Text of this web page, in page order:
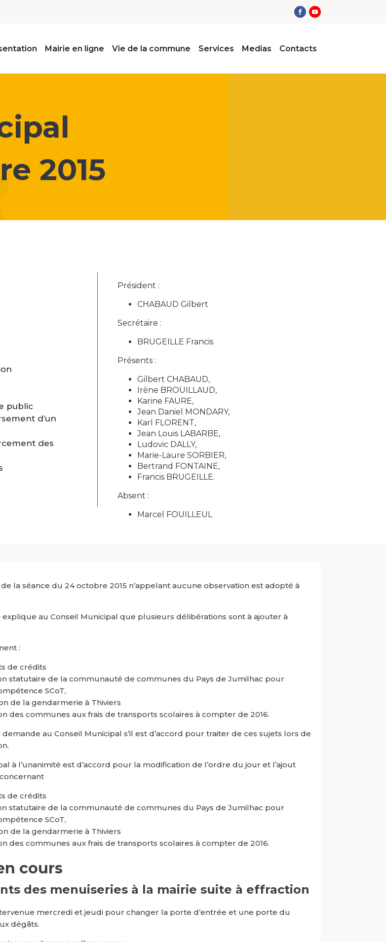
Mairie en ligne Vie de la commune Services Medias Contacts
2015
public
d’un
des
Président :
CHABAUD Gilbert
Secrétaire :
BRUGEILLE Francis
Présents :
Gilbert CHABAUD,
Irène BROUILLAUD,
Karine FAURE,
Jean Daniel MONDARY,
Karl FLORENT,
Jean Louis LABARBE,
Ludovic DALLY,
Marie-Laure SORBIER,
Bertrand FONTAINE,
Francis BRUGEILLE.
Absent :
Marcel FOUILLEUL
la séance du 24 octobre 2015 n’appelant aucune observation est adopté à
explique au Conseil Municipal que plusieurs délibérations sont à ajouter à
:
de crédits
statutaire de la communauté de communes du Pays de Jumilhac pour
SCoT,
de la gendarmerie à Thiviers
des communes aux frais de transports scolaires à compter de 2016.
au Conseil Municipal s’il est d’accord pour traiter de ces sujets lors de
à l’unanimité est d’accord pour la modification de l’ordre du jour et l’ajout
de crédits
statutaire de la communauté de communes du Pays de Jumilhac pour
SCoT,
de la gendarmerie à Thiviers
des communes aux frais de transports scolaires à compter de 2016.
cours
des menuiseries à la mairie suite à effraction
mercredi et jeudi pour changer la porte d’entrée et une porte du
dégâts.